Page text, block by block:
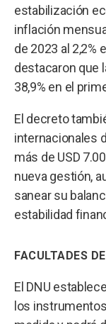
estabilización
inflación
de 2023 al 2,2%
destacaron que
38,9% en el
El decreto
internacionales
más de USD
nueva gestión,
sanear su
estabilidad
FACULTADES
El DNU
los